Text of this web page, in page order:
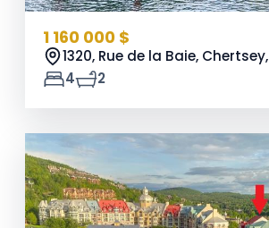
1 160 000 $
1320, Rue de la Baie, Chertsey,
4
2